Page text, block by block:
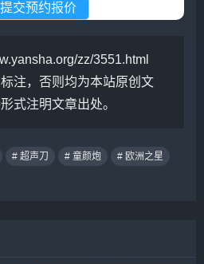
zz/3551.html
注，否则均为本站原创文
式注明文章出处。
# 超声刀 # 童颜炮
# 欧洲之星